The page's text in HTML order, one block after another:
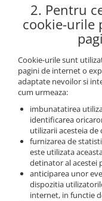
2. Pentru
cookie-urile
Cookie-urile sunt
pagini de internet o
adaptate nevoilor si
cum urmeaza:
imbunatatirea
identificarea
utilizarii acesteia
furnizarea de
este utilizata
detinator al acestei
anticiparea unor
dispozitia
internet, in functie